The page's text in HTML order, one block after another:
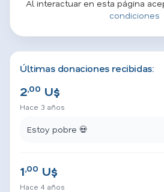
Al interactuar en esta página
condiciones
Últimas donaciones recibidas:
2,00 U$
Hace 3 años
Estoy pobre 💀
1,00 U$
Hace 4 años